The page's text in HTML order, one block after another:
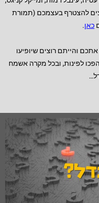
להצטרף בעצמכם (תמורת
כאן.
והייתם רוצים שיופיעו
לפינות, ובכל מקרה אשמח